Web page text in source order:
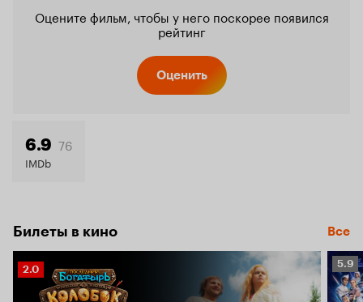
Оцените фильм, чтобы у него поскорее появился
рейтинг
Оценить
6.9 76
IMDb
Билеты в кино Все
Рейтинг
Кинопоиска
2.0
5.9
5.9